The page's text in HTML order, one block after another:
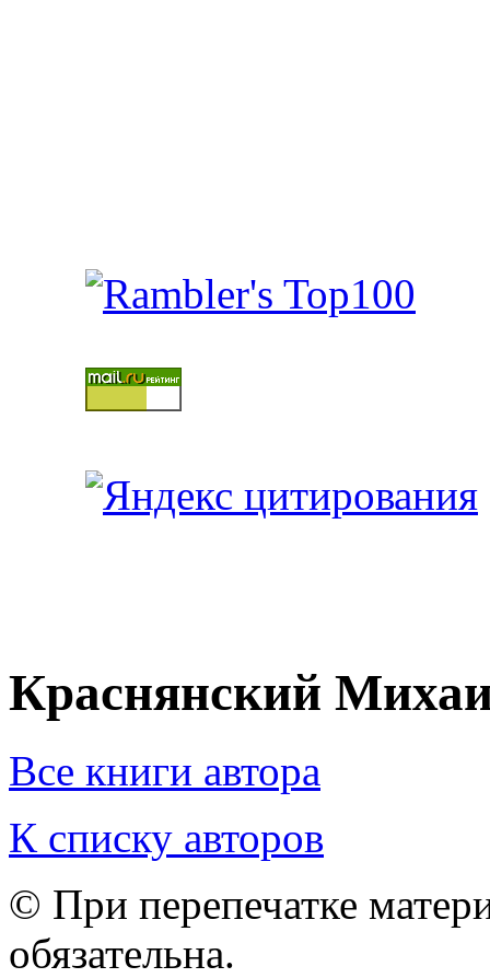
Краснянский
Все книги автора
К списку авторов
© При перепечатке
обязательна.